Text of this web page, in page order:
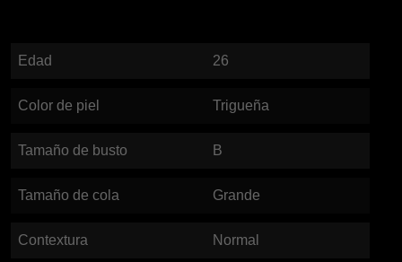
Edad 26
Color de piel Trigueña
Tamaño de busto B
Tamaño de cola Grande
Contextura Normal